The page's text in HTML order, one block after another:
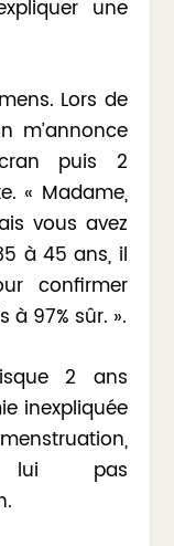
une
Lors de
m’annonce
puis 2
« Madame,
vous avez
à 45 ans, il
confirmer
à 97% sûr. ».
2 ans
inexpliquée
lui pas